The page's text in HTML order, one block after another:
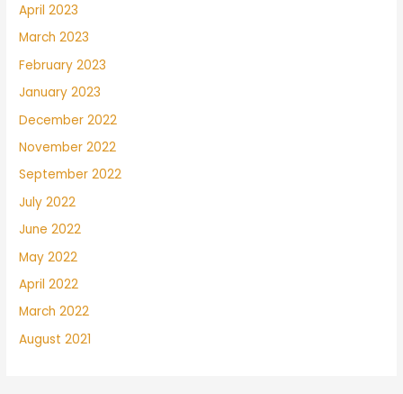
April 2023
March 2023
February 2023
January 2023
December 2022
November 2022
September 2022
July 2022
June 2022
May 2022
April 2022
March 2022
August 2021